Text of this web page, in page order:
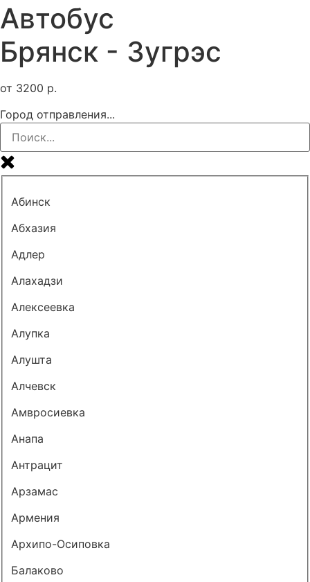
Автобус
Брянск - Зугрэс
от 3200 р.
Город отправления...
Абинск
Абхазия
Адлер
Алахадзи
Алексеевка
Алупка
Алушта
Алчевск
Амвросиевка
Анапа
Антрацит
Арзамас
Армения
Архипо-Осиповка
Балаково